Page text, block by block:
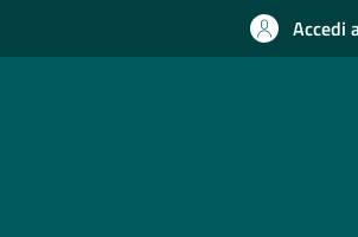
Accedi